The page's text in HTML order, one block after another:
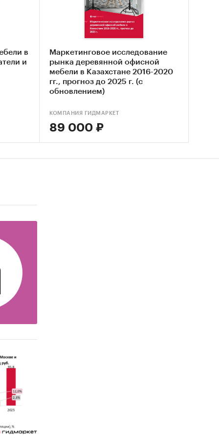
и
в
и
Маркетинговое исследование
рынка деревянной офисной
мебели в Казахстане 2016-2020
гг., прогноз до 2025 г. (с
обновлением)
КОМПАНИЯ ГИДМАРКЕТ
89 000 ₽